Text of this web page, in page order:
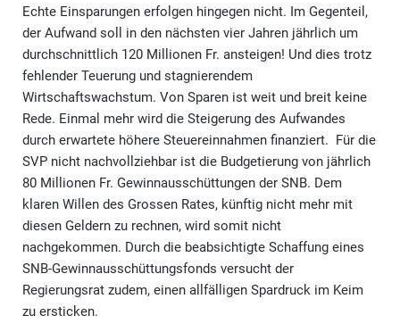
Echte Einsparungen erfolgen hingegen nicht. Im Gegenteil,
der Aufwand soll in den nächsten vier Jahren jährlich um
durchschnittlich 120 Millionen Fr. ansteigen! Und dies trotz
fehlender Teuerung und stagnierendem
Wirtschaftswachstum. Von Sparen ist weit und breit keine
Rede. Einmal mehr wird die Steigerung des Aufwandes
durch erwartete höhere Steuereinnahmen finanziert. Für die
SVP nicht nachvollziehbar ist die Budgetierung von jährlich
80 Millionen Fr. Gewinnausschüttungen der SNB. Dem
klaren Willen des Grossen Rates, künftig nicht mehr mit
diesen Geldern zu rechnen, wird somit nicht
nachgekommen. Durch die beabsichtigte Schaffung eines
SNB-Gewinnausschüttungsfonds versucht der
Regierungsrat zudem, einen allfälligen Spardruck im Keim
zu ersticken.